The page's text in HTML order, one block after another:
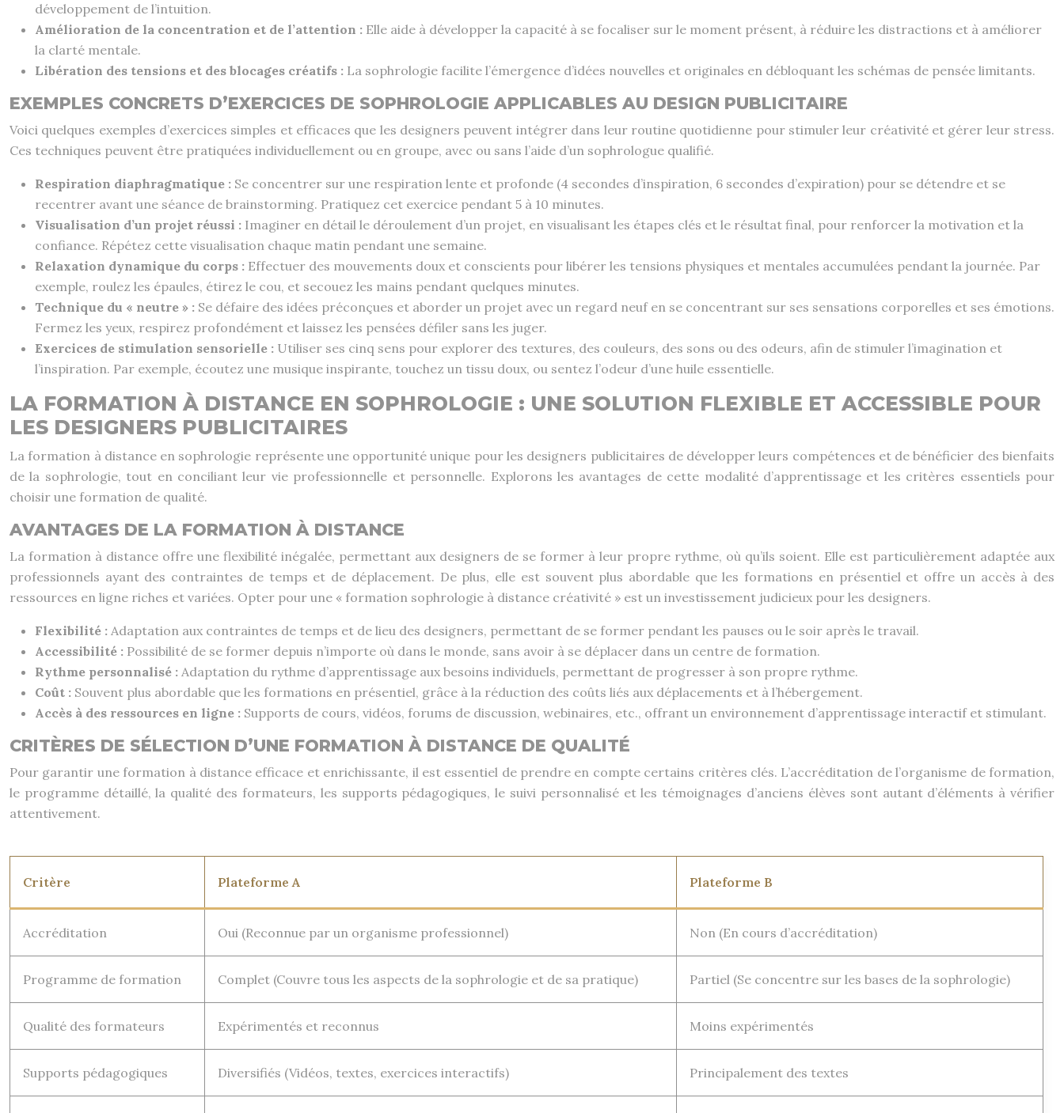
développement de l’intuition.
Amélioration de la concentration et de l’attention : Elle aide à développer la capacité à se focaliser sur le moment présent, à réduire les distractions et à améliorer
la clarté mentale.
Libération des tensions et des blocages créatifs : La sophrologie facilite l’émergence d’idées nouvelles et originales en débloquant les schémas de pensée limitants.
EXEMPLES CONCRETS D’EXERCICES DE SOPHROLOGIE APPLICABLES AU DESIGN PUBLICITAIRE
Voici quelques exemples d’exercices simples et efficaces que les designers peuvent intégrer dans leur routine quotidienne pour stimuler leur créativité et gérer leur stress.
Ces techniques peuvent être pratiquées individuellement ou en groupe, avec ou sans l’aide d’un sophrologue qualifié.
Respiration diaphragmatique : Se concentrer sur une respiration lente et profonde (4 secondes d’inspiration, 6 secondes d’expiration) pour se détendre et se
recentrer avant une séance de brainstorming. Pratiquez cet exercice pendant 5 à 10 minutes.
Visualisation d’un projet réussi : Imaginer en détail le déroulement d’un projet, en visualisant les étapes clés et le résultat final, pour renforcer la motivation et la
confiance. Répétez cette visualisation chaque matin pendant une semaine.
Relaxation dynamique du corps : Effectuer des mouvements doux et conscients pour libérer les tensions physiques et mentales accumulées pendant la journée. Par
exemple, roulez les épaules, étirez le cou, et secouez les mains pendant quelques minutes.
Technique du « neutre » : Se défaire des idées préconçues et aborder un projet avec un regard neuf en se concentrant sur ses sensations corporelles et ses émotions.
Fermez les yeux, respirez profondément et laissez les pensées défiler sans les juger.
Exercices de stimulation sensorielle : Utiliser ses cinq sens pour explorer des textures, des couleurs, des sons ou des odeurs, afin de stimuler l’imagination et
l’inspiration. Par exemple, écoutez une musique inspirante, touchez un tissu doux, ou sentez l’odeur d’une huile essentielle.
LA FORMATION À DISTANCE EN SOPHROLOGIE : UNE SOLUTION FLEXIBLE ET ACCESSIBLE POUR
LES DESIGNERS PUBLICITAIRES
La formation à distance en sophrologie représente une opportunité unique pour les designers publicitaires de développer leurs compétences et de bénéficier des bienfaits
de la sophrologie, tout en conciliant leur vie professionnelle et personnelle. Explorons les avantages de cette modalité d’apprentissage et les critères essentiels pour
choisir une formation de qualité.
AVANTAGES DE LA FORMATION À DISTANCE
La formation à distance offre une flexibilité inégalée, permettant aux designers de se former à leur propre rythme, où qu’ils soient. Elle est particulièrement adaptée aux
professionnels ayant des contraintes de temps et de déplacement. De plus, elle est souvent plus abordable que les formations en présentiel et offre un accès à des
ressources en ligne riches et variées. Opter pour une « formation sophrologie à distance créativité » est un investissement judicieux pour les designers.
Flexibilité : Adaptation aux contraintes de temps et de lieu des designers, permettant de se former pendant les pauses ou le soir après le travail.
Accessibilité : Possibilité de se former depuis n’importe où dans le monde, sans avoir à se déplacer dans un centre de formation.
Rythme personnalisé : Adaptation du rythme d’apprentissage aux besoins individuels, permettant de progresser à son propre rythme.
Coût : Souvent plus abordable que les formations en présentiel, grâce à la réduction des coûts liés aux déplacements et à l’hébergement.
Accès à des ressources en ligne : Supports de cours, vidéos, forums de discussion, webinaires, etc., offrant un environnement d’apprentissage interactif et stimulant.
CRITÈRES DE SÉLECTION D’UNE FORMATION À DISTANCE DE QUALITÉ
Pour garantir une formation à distance efficace et enrichissante, il est essentiel de prendre en compte certains critères clés. L’accréditation de l’organisme de formation,
le programme détaillé, la qualité des formateurs, les supports pédagogiques, le suivi personnalisé et les témoignages d’anciens élèves sont autant d’éléments à vérifier
attentivement.
Critère Plateforme A Plateforme B
Accréditation Oui (Reconnue par un organisme professionnel) Non (En cours d’accréditation)
Programme de formation Complet (Couvre tous les aspects de la sophrologie et de sa pratique) Partiel (Se concentre sur les bases de la sophrologie)
Qualité des formateurs Expérimentés et reconnus Moins expérimentés
Supports pédagogiques Diversifiés (Vidéos, textes, exercices interactifs) Principalement des textes